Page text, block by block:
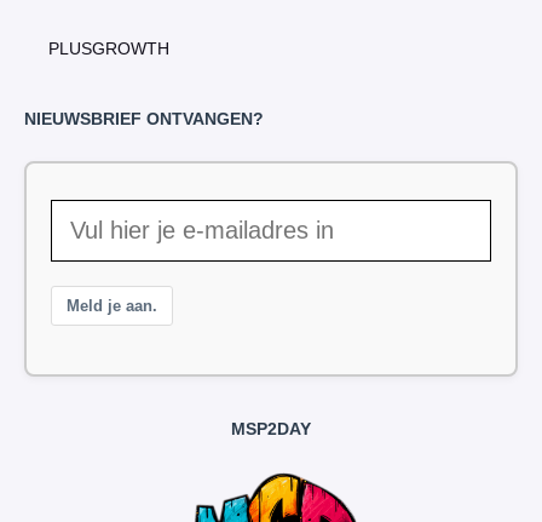
PLUSGROWTH
NIEUWSBRIEF ONTVANGEN?
Meld je aan.
MSP2DAY